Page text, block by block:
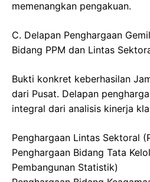
memenangkan pengakuan.
​C. Delapan Penghargaan
Bidang PPM dan Lintas
​Bukti konkret keberhasilan
dari Pusat. Delapan
integral dari analisis kinerja
​Penghargaan Lintas Sektoral
​Penghargaan Bidang Tata
Pembangunan Statistik)